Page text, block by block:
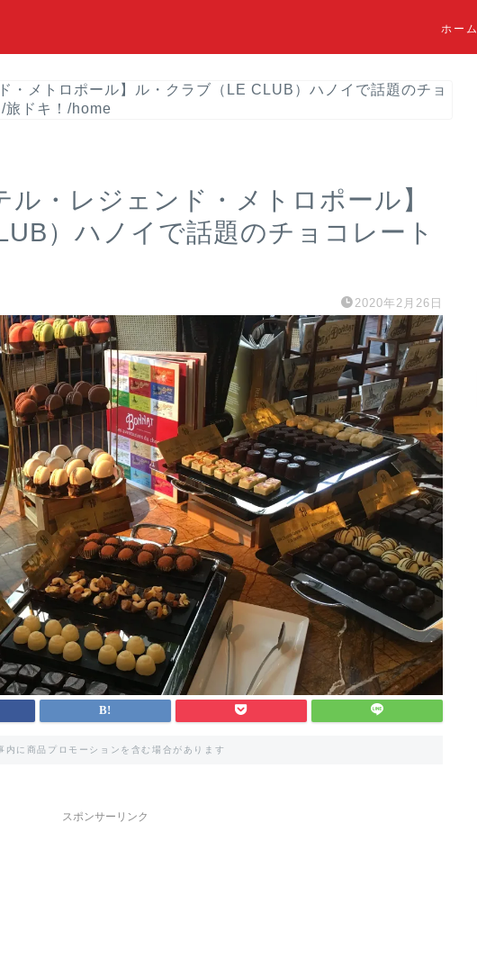
ホーム
・メトロポール】ル・クラブ（LE CLUB）ハノイで話題のチョ
/旅ドキ！ /home
・レジェンド・メトロポール】
）ハノイで話題のチョコレート
2020年2月26日
内に商品プロモーションを含む場合があります
スポンサーリンク